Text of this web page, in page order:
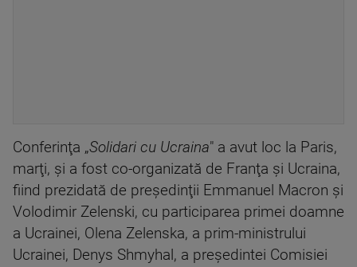
Conferinţa „Solidari cu Ucraina" a avut loc la Paris,
marţi, şi a fost co-organizată de Franţa şi Ucraina,
fiind prezidată de preşedinţii Emmanuel Macron şi
Volodimir Zelenski, cu participarea primei doamne
a Ucrainei, Olena Zelenska, a prim-ministrului
Ucrainei, Denys Shmyhal, a preşedintei Comisiei